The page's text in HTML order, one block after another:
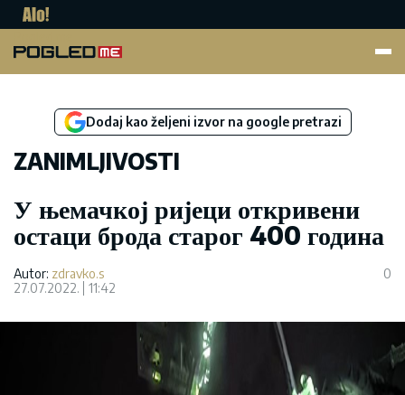
Dodaj kao željeni izvor na google pretrazi
ZANIMLJIVOSTI
У њемачкој ријеци откривени
остаци брода старог 400 година
Autor: zdravko.s
27.07.2022.
11:42
0